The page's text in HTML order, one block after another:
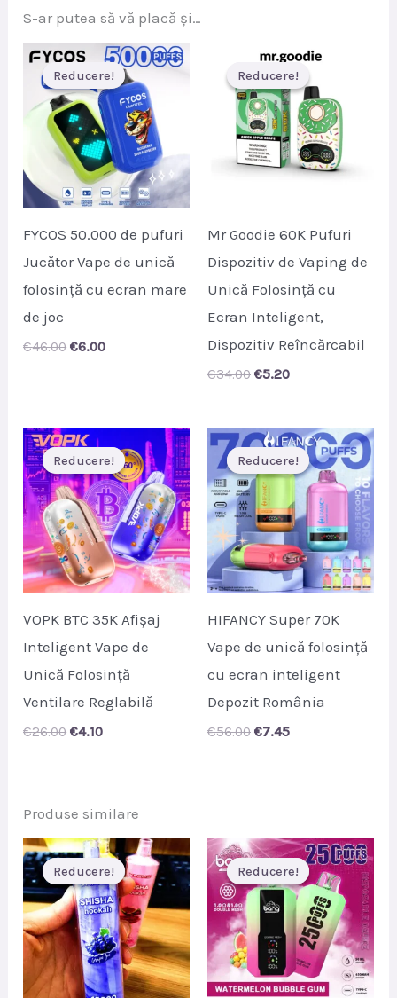
S-ar putea să vă placă și…
Reducere!
Reducere!
FYCOS 50.000 de pufuri
Jucător Vape de unică
folosință cu ecran mare
de joc
€46.00 Original
€6.00Current
Reducere!
Reducere!
Mr Goodie 60K Pufuri
Dispozitiv de Vaping de
Unică Folosință cu
Ecran Inteligent,
Dispozitiv Reîncărcabil
€34.00 Original
€5.20Current
Reducere!
Reducere!
VOPK BTC 35K Afișaj
Inteligent Vape de
Unică Folosință
Ventilare Reglabilă
€26.00 Original
€4.10Current
Reducere!
Reducere!
HIFANCY Super 70K
Vape de unică folosință
cu ecran inteligent
Depozit România
€56.00 Original
€7.45Current
Produse similare
Reducere!
Reducere! Reducere!
Reducere!